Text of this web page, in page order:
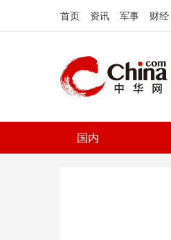
首页 资讯 军事 财经
国内